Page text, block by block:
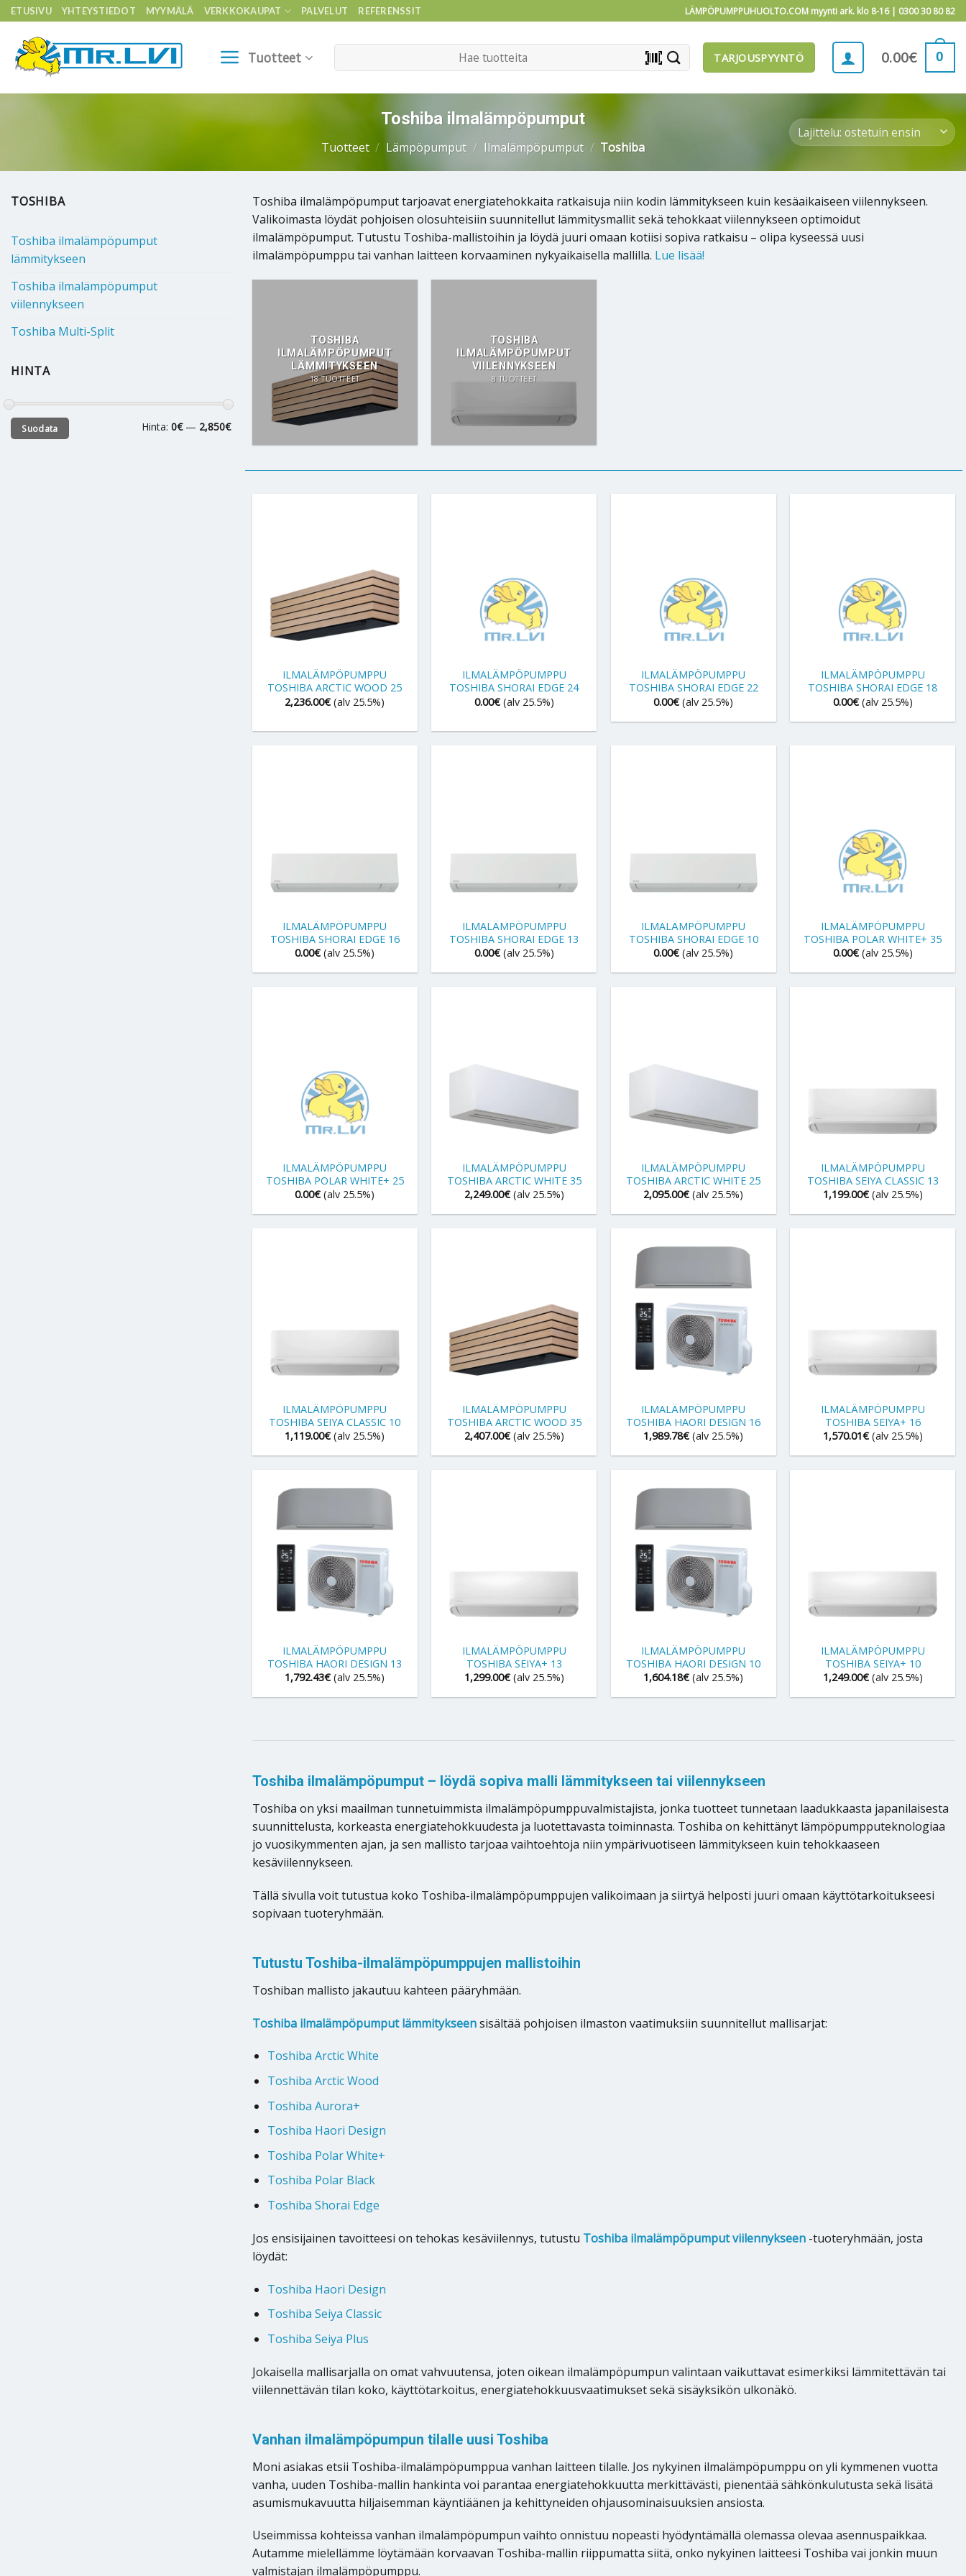
Skip
to
content
ETUSIVU YHTEYSTIEDOT MYYMÄLÄ VERKKOKAUPAT PALVELUT REFERENSSIT LÄMPÖPUMPPUHUOLTO.COM myynti ark. klo 8-16 | 0300 30 80 82
Tuotteet barcode_scanner TARJOUSPYYNTÖ 0.00€ 0
Toshiba ilmalämpöpumput
Tuotteet / Lämpöpumput / Ilmalämpöpumput / Toshiba
TOSHIBA
Toshiba ilmalämpöpumput
lämmitykseen
Toshiba ilmalämpöpumput
viilennykseen
Toshiba Multi-Split
HINTA
Minimihinta
Maksimihinta
Suodata Hinta: 0€— 2,850€
Toshiba ilmalämpöpumput tarjoavat energiatehokkaita ratkaisuja niin kodin lämmitykseen kuin kesäaikaiseen viilennykseen.
Valikoimasta löydät pohjoisen olosuhteisiin suunnitellut lämmitysmallit sekä tehokkaat viilennykseen optimoidut
ilmalämpöpumput. Tutustu Toshiba-mallistoihin ja löydä juuri omaan kotiisi sopiva ratkaisu – olipa kyseessä uusi
ilmalämpöpumppu tai vanhan laitteen korvaaminen nykyaikaisella mallilla. Lue lisää!
TOSHIBA
ILMALÄMPÖPUMPUT
LÄMMITYKSEEN
18 TUOTTEET
TOSHIBA
ILMALÄMPÖPUMPUT
VIILENNYKSEEN
8 TUOTTEET
ILMALÄMPÖPUMPPU
TOSHIBA ARCTIC WOOD 25
2,236.00€ (alv 25.5%)
ILMALÄMPÖPUMPPU
TOSHIBA SHORAI EDGE 24
0.00€ (alv 25.5%)
ILMALÄMPÖPUMPPU
TOSHIBA SHORAI EDGE 22
0.00€ (alv 25.5%)
ILMALÄMPÖPUMPPU
TOSHIBA SHORAI EDGE 18
0.00€ (alv 25.5%)
ILMALÄMPÖPUMPPU
TOSHIBA SHORAI EDGE 16
0.00€ (alv 25.5%)
ILMALÄMPÖPUMPPU
TOSHIBA SHORAI EDGE 13
0.00€ (alv 25.5%)
ILMALÄMPÖPUMPPU
TOSHIBA SHORAI EDGE 10
0.00€ (alv 25.5%)
ILMALÄMPÖPUMPPU
TOSHIBA POLAR WHITE+ 35
0.00€ (alv 25.5%)
ILMALÄMPÖPUMPPU
TOSHIBA POLAR WHITE+ 25
0.00€ (alv 25.5%)
ILMALÄMPÖPUMPPU
TOSHIBA ARCTIC WHITE 35
2,249.00€ (alv 25.5%)
ILMALÄMPÖPUMPPU
TOSHIBA ARCTIC WHITE 25
2,095.00€ (alv 25.5%)
ILMALÄMPÖPUMPPU
TOSHIBA SEIYA CLASSIC 13
1,199.00€ (alv 25.5%)
ILMALÄMPÖPUMPPU
TOSHIBA SEIYA CLASSIC 10
1,119.00€ (alv 25.5%)
ILMALÄMPÖPUMPPU
TOSHIBA ARCTIC WOOD 35
2,407.00€ (alv 25.5%)
ILMALÄMPÖPUMPPU
TOSHIBA HAORI DESIGN 16
1,989.78€ (alv 25.5%)
ILMALÄMPÖPUMPPU
TOSHIBA SEIYA+ 16
1,570.01€ (alv 25.5%)
ILMALÄMPÖPUMPPU
TOSHIBA HAORI DESIGN 13
1,792.43€ (alv 25.5%)
ILMALÄMPÖPUMPPU
TOSHIBA SEIYA+ 13
1,299.00€ (alv 25.5%)
ILMALÄMPÖPUMPPU
TOSHIBA HAORI DESIGN 10
1,604.18€ (alv 25.5%)
ILMALÄMPÖPUMPPU
TOSHIBA SEIYA+ 10
1,249.00€ (alv 25.5%)
Toshiba ilmalämpöpumput – löydä sopiva malli lämmitykseen tai viilennykseen
Toshiba on yksi maailman tunnetuimmista ilmalämpöpumppuvalmistajista, jonka tuotteet tunnetaan laadukkaasta japanilaisesta
suunnittelusta, korkeasta energiatehokkuudesta ja luotettavasta toiminnasta. Toshiba on kehittänyt lämpöpumpputeknologiaa
jo vuosikymmenten ajan, ja sen mallisto tarjoaa vaihtoehtoja niin ympärivuotiseen lämmitykseen kuin tehokkaaseen
kesäviilennykseen.
Tällä sivulla voit tutustua koko Toshiba-ilmalämpöpumppujen valikoimaan ja siirtyä helposti juuri omaan käyttötarkoitukseesi
sopivaan tuoteryhmään.
Tutustu Toshiba-ilmalämpöpumppujen mallistoihin
Toshiban mallisto jakautuu kahteen pääryhmään.
Toshiba ilmalämpöpumput lämmitykseensisältää pohjoisen ilmaston vaatimuksiin suunnitellut mallisarjat:
Toshiba Arctic White
Toshiba Arctic Wood
Toshiba Aurora+
Toshiba Haori Design
Toshiba Polar White+
Toshiba Polar Black
Toshiba Shorai Edge
Jos ensisijainen tavoitteesi on tehokas kesäviilennys, tutustu Toshiba ilmalämpöpumput viilennykseen -tuoteryhmään, josta
löydät:
Toshiba Haori Design
Toshiba Seiya Classic
Toshiba Seiya Plus
Jokaisella mallisarjalla on omat vahvuutensa, joten oikean ilmalämpöpumpun valintaan vaikuttavat esimerkiksi lämmitettävän tai
viilennettävän tilan koko, käyttötarkoitus, energiatehokkuusvaatimukset sekä sisäyksikön ulkonäkö.
Vanhan ilmalämpöpumpun tilalle uusi Toshiba
Moni asiakas etsii Toshiba-ilmalämpöpumppua vanhan laitteen tilalle. Jos nykyinen ilmalämpöpumppu on yli kymmenen vuotta
vanha, uuden Toshiba-mallin hankinta voi parantaa energiatehokkuutta merkittävästi, pienentää sähkönkulutusta sekä lisätä
asumismukavuutta hiljaisemman käyntiäänen ja kehittyneiden ohjausominaisuuksien ansiosta.
Useimmissa kohteissa vanhan ilmalämpöpumpun vaihto onnistuu nopeasti hyödyntämällä olemassa olevaa asennuspaikkaa.
Autamme mielellämme löytämään korvaavan Toshiba-mallin riippumatta siitä, onko nykyinen laitteesi Toshiba vai jonkin muun
valmistajan ilmalämpöpumppu.